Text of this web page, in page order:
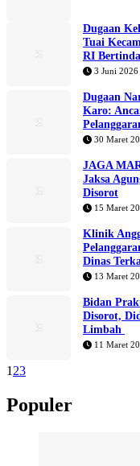
Dugaan
Tuai
RI
3 Juni 2026
Dugaan
Karo:
30 Maret
JAGA
Jaksa
Disorot
15 Maret
Klinik
Dinas
13 Maret
Bidan
Disorot,
Limbah
11 Maret
1 23
Populer